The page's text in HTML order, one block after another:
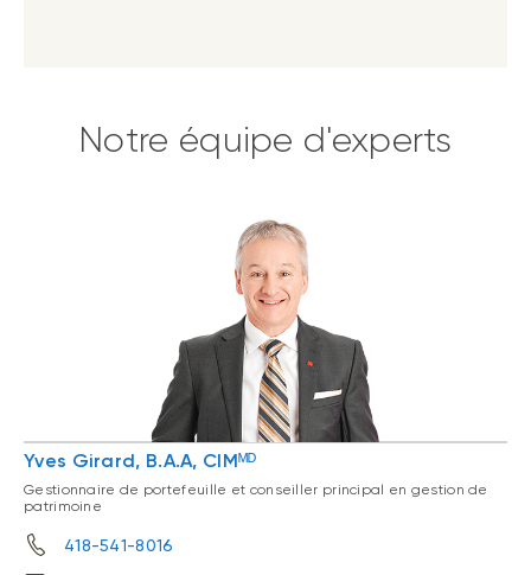
Notre équipe d'experts
Yves Girard, B.A.A, CIMᴹᴰ
Gestionnaire de portefeuille et conseiller principal en gestion de
patrimoine
418-541-8016